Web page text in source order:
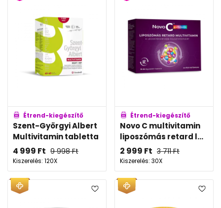
Étrend-kiegészítő
Szent-Györgyi Albert
Multivitamin tabletta
4 999 Ft 9 998Ft
Kiszerelés: 120X
Étrend-kiegészítő
Novo C multivitamin
liposzómás retard l...
2 999 Ft 3 711Ft
Kiszerelés: 30X